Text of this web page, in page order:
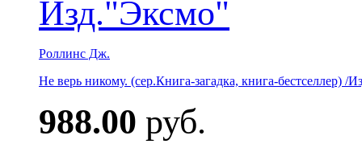
Роллинс Дж.
Не верь никому. (сер.Книга-загадка, книга-бестселлер) /
988.00 руб.